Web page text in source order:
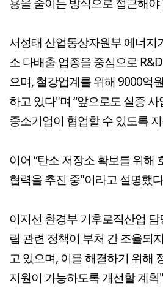
서성태 산업통상자원부 에너지
소 다배출 업종을 중심으로
으며, 철강업계를 위해 9000억
하고 있다"며 “앞으로도 실증
중소기업이 협업할 수 있도록
이어 “탄소 저장소 확보를 위해
협력을 추진 중"이라고 설명했
이지선 환경부 기후로직산업
립 관련 정책이 부처 간 조율되
고 있으며, 이를 해결하기 위해
지원이 가능하도록 개선할 계